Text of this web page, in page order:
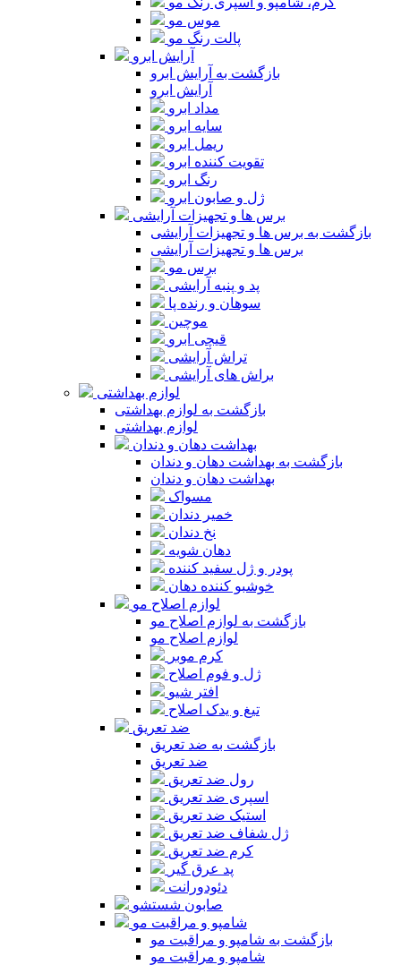
موس مو
پالت رنگ مو
آرایش ابرو
بازگشت به آرایش ابرو
آرایش ابرو
مداد ابرو
سایه ابرو
ریمل ابرو
تقویت کننده ابرو
رنگ ابرو
ژل و صابون ابرو
برس ها و تجهیزات آرایشی
بازگشت به برس ها و تجهیزات آرایشی
برس ها و تجهیزات آرایشی
برس مو
پد و پنبه آرایشی
سوهان و رنده پا
موچین
قیچی ابرو
تراش آرایشی
براش های آرایشی
لوازم بهداشتی
بازگشت به لوازم بهداشتی
لوازم بهداشتی
بهداشت دهان و دندان
بازگشت به بهداشت دهان و دندان
بهداشت دهان و دندان
مسواک
خمیر دندان
نخ دندان
دهان شویه
پودر و ژل سفید کننده
خوشبو کننده دهان
لوازم اصلاح مو
بازگشت به لوازم اصلاح مو
لوازم اصلاح مو
کرم موبر
ژل و فوم اصلاح
افتر شیو
تیغ و یدک اصلاح
ضد تعریق
بازگشت به ضد تعریق
ضد تعریق
رول ضد تعریق
اسپری ضد تعریق
استیک ضد تعریق
ژل شفاف ضد تعریق
کرم ضد تعریق
پد عرق گیر
دئودورانت
صابون شستشو
شامپو و مراقبت مو
بازگشت به شامپو و مراقبت مو
شامپو و مراقبت مو